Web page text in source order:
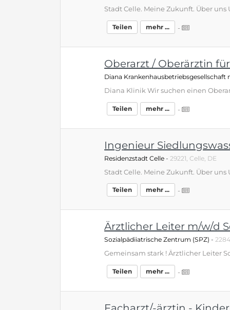
Teilen mehr ... -
Oberarzt / Oberärztin
Diana Krankenhausbetriebsgesellschaft
Teilen mehr ... -
Ingenieur
Residenzstadt Celle-29221, Celle, DE
Teilen mehr ... -
Ärztlicher Leiter m/w/d
Sozialpädiiatrische Zentrum (SPZ)-
Teilen mehr ... -